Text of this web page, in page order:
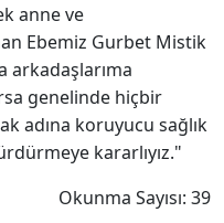
anne ve
Ebemiz Gurbet Mistik
arkadaşlarıma
genelinde hiçbir
adına koruyucu sağlık
kararlıyız."
Okunma Sayısı: 39